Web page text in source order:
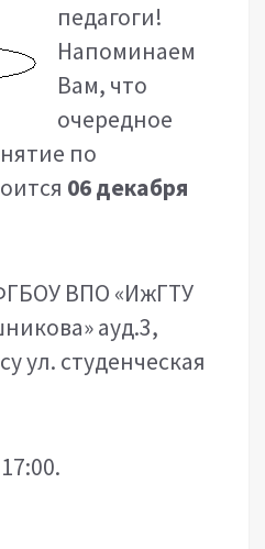
педагоги!
Напоминаем
Вам, что
очередное
по
06 декабря
ВПО «ИжГТУ
ауд.3,
ул. студенческая